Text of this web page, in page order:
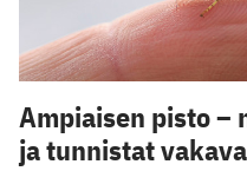
Ampiaisen pisto –
ja tunnistat